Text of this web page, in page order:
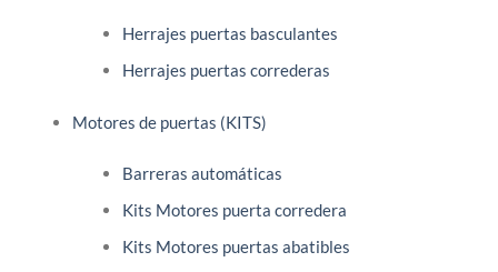
Herrajes puertas basculantes
Herrajes puertas correderas
Motores de puertas (KITS)
Barreras automáticas
Kits Motores puerta corredera
Kits Motores puertas abatibles